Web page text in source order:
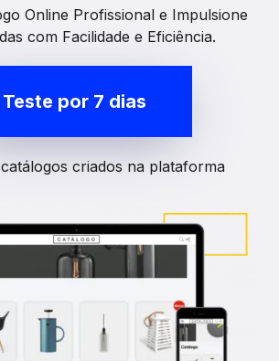
Online Profissional e Impulsione
com Facilidade e Eficiência.
Teste por 7 dias
criados na plataforma